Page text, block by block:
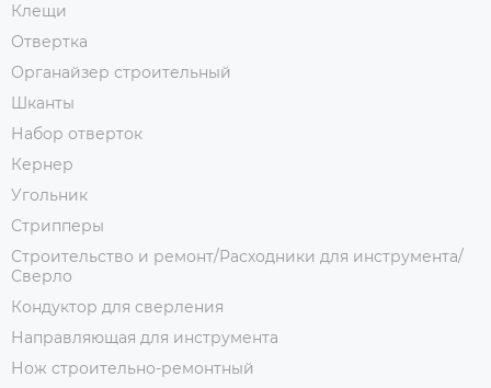
Клещи
Отвертка
Органайзер строительный
Шканты
Набор отверток
Кернер
Угольник
Стрипперы
Строительство и ремонт/Расходники для инструмента/
Сверло
Кондуктор для сверления
Направляющая для инструмента
Нож строительно-ремонтный